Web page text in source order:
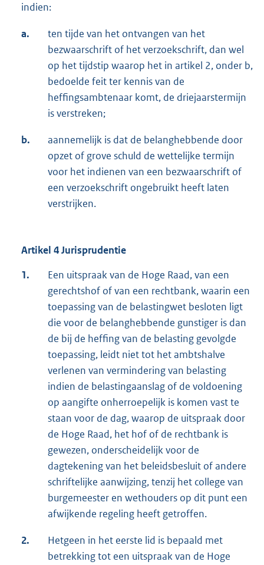
indien:
a.
ten tijde van het ontvangen van het
bezwaarschrift of het verzoekschrift, dan wel
op het tijdstip waarop het in artikel 2, onder b,
bedoelde feit ter kennis van de
heffingsambtenaar komt, de driejaarstermijn
is verstreken;
b.
aannemelijk is dat de belanghebbende door
opzet of grove schuld de wettelijke termijn
voor het indienen van een bezwaarschrift of
een verzoekschrift ongebruikt heeft laten
verstrijken.
Artikel 4 Jurisprudentie
1.
Een uitspraak van de Hoge Raad, van een
gerechtshof of van een rechtbank, waarin een
toepassing van de belastingwet besloten ligt
die voor de belanghebbende gunstiger is dan
de bij de heffing van de belasting gevolgde
toepassing, leidt niet tot het ambtshalve
verlenen van vermindering van belasting
indien de belastingaanslag of de voldoening
op aangifte onherroepelijk is komen vast te
staan voor de dag, waarop de uitspraak door
de Hoge Raad, het hof of de rechtbank is
gewezen, onderscheidelijk voor de
dagtekening van het beleidsbesluit of andere
schriftelijke aanwijzing, tenzij het college van
burgemeester en wethouders op dit punt een
afwijkende regeling heeft getroffen.
2.
Hetgeen in het eerste lid is bepaald met
betrekking tot een uitspraak van de Hoge